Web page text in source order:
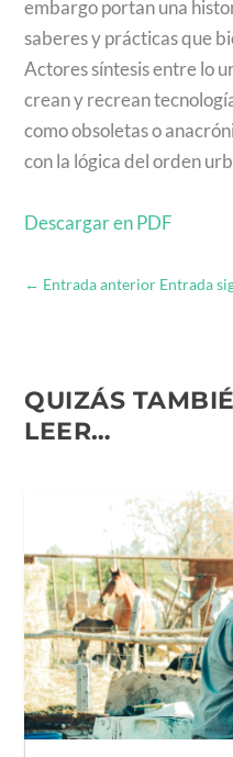
embargo portan una
saberes y prácticas que
Actores síntesis entre lo
crean y recrean
como obsoletas o
con la lógica del orden
Descargar en PDF
← Entrada anterior Entrada
QUIZÁS
LEER…